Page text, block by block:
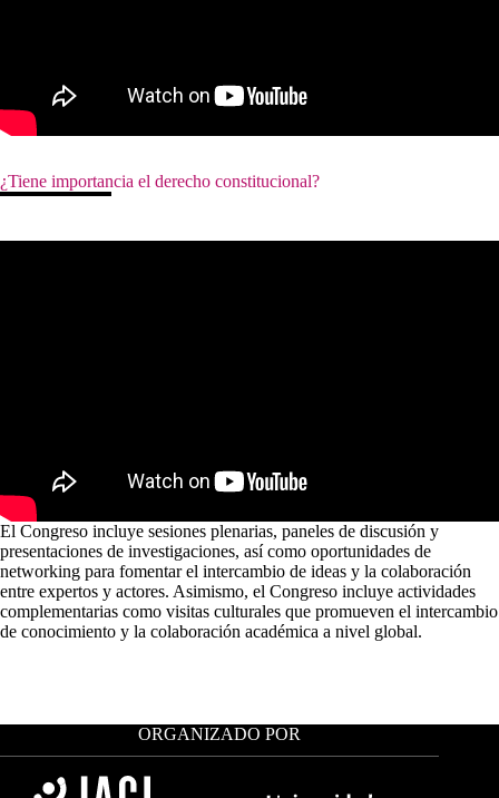
¿Tiene importancia el derecho constitucional?
El Congreso incluye sesiones plenarias, paneles de discusión y
presentaciones de investigaciones, así como oportunidades de
networking para fomentar el intercambio de ideas y la colaboración
entre expertos y actores. Asimismo, el Congreso incluye actividades
complementarias como visitas culturales que promueven el intercambio
de conocimiento y la colaboración académica a nivel global.
ORGANIZADO POR